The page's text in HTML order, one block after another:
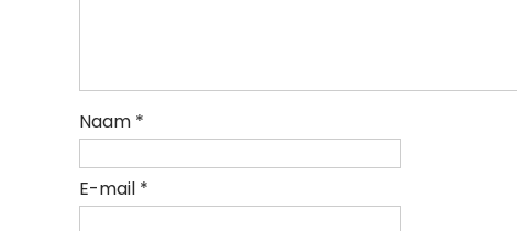
Naam *
E-mail *